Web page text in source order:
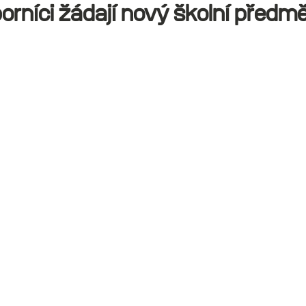
žádají nový školní